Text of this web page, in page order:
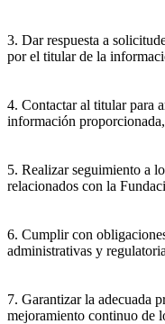
3. Dar respuesta a
por el titular de la
4. Contactar al titular para
información
5. Realizar seguimiento a
relacionados con la
6. Cumplir con
administrativas y
7. Garantizar la adecuada
mejoramiento continuo de